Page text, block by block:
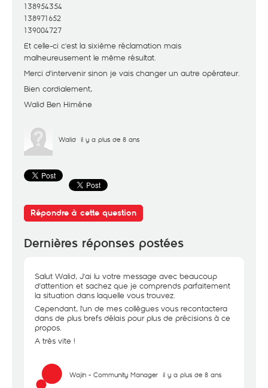
138954354
138971652
139004727
Et celle-ci c'est la sixième réclamation mais
malheureusement le même résultat.
Merci d'intervenir sinon je vais changer un autre opérateur.
Bien cordialement,
Walid Ben Himéne
Walid il y a plus de 8 ans
Répondre à cette question
Dernières réponses postées
Salut Walid, J'ai lu votre message avec beaucoup
d'attention et sachez que je comprends parfaitement
la situation dans laquelle vous trouvez.
Cependant, l'un de mes collègues vous recontactera
dans de plus brefs délais pour plus de précisions à ce
propos.
A très vite !
Wajih - Community Manager il y a plus de 8 ans